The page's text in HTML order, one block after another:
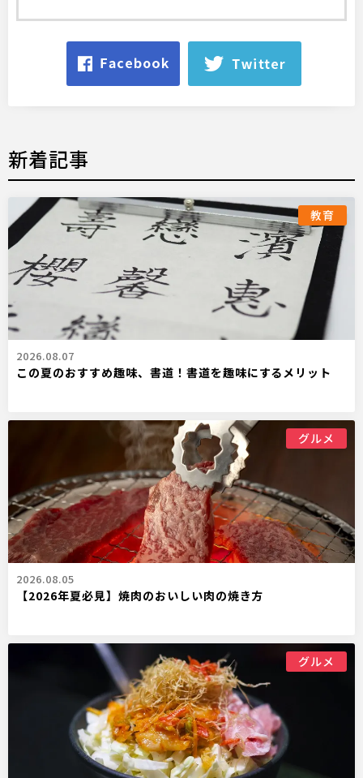
新着記事
教育
2026.08.07
この夏のおすすめ趣味、書道！書道を趣味にするメリット
グルメ
2026.08.05
【2026年夏必見】焼肉のおいしい肉の焼き方
グルメ